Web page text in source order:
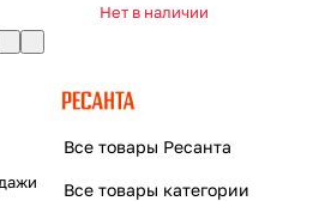
Нет в наличии
Все товары Ресанта
Все товары категории